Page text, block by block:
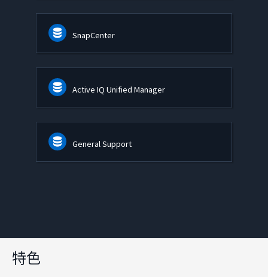
SnapCenter
Active IQ Unified Manager
General Support
特色